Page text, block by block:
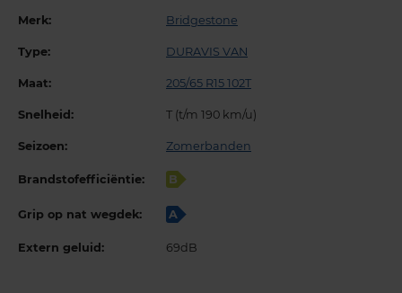
Merk: Bridgestone
Type: DURAVIS VAN
Maat: 205/65 R15 102T
Snelheid: T (t/m 190 km/u)
Seizoen: Zomerbanden
Brandstofefficiëntie: B
Grip op nat wegdek: A
Extern geluid: 69dB